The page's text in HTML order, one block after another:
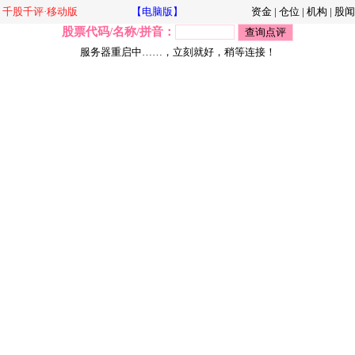
千股千评·移动版 【电脑版】 资金 | 仓位 | 机构 | 股闻
股票代码/名称/拼音：
服务器重启中……，立刻就好，稍等连接！